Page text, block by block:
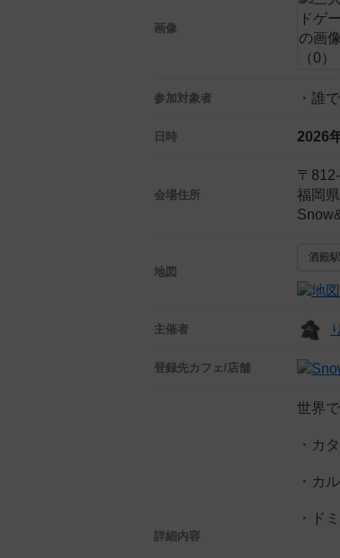
画像
参加対象者 ・誰
日時 2026
会場住所
〒
福岡
地図
酒殿駅
主催者
登録先カフェ/店舗
詳細内容
世界
・カ
・カ
・ド